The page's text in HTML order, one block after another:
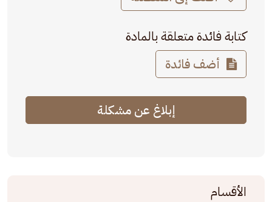
كتابة فائدة متعلقة بالمادة
أضف فائدة
إبلاغ عن مشكلة
الأقسام